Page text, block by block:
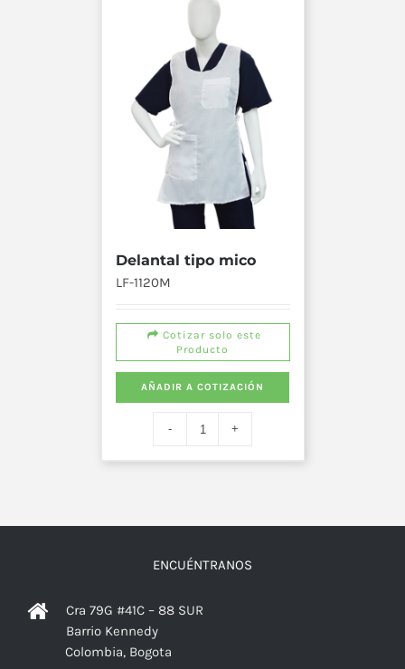
Delantal tipo mico
LF-1120M
Cotizar solo este
Producto
AÑADIR A COTIZACIÓN
ENCUÉNTRANOS
Cra 79G #41C – 88 SUR
Barrio Kennedy
Colombia, Bogota